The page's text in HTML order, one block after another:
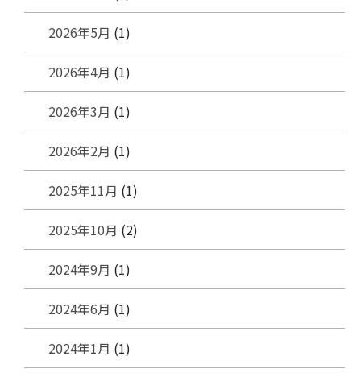
2026年5月 (1)
2026年4月 (1)
2026年3月 (1)
2026年2月 (1)
2025年11月 (1)
2025年10月 (2)
2024年9月 (1)
2024年6月 (1)
2024年1月 (1)